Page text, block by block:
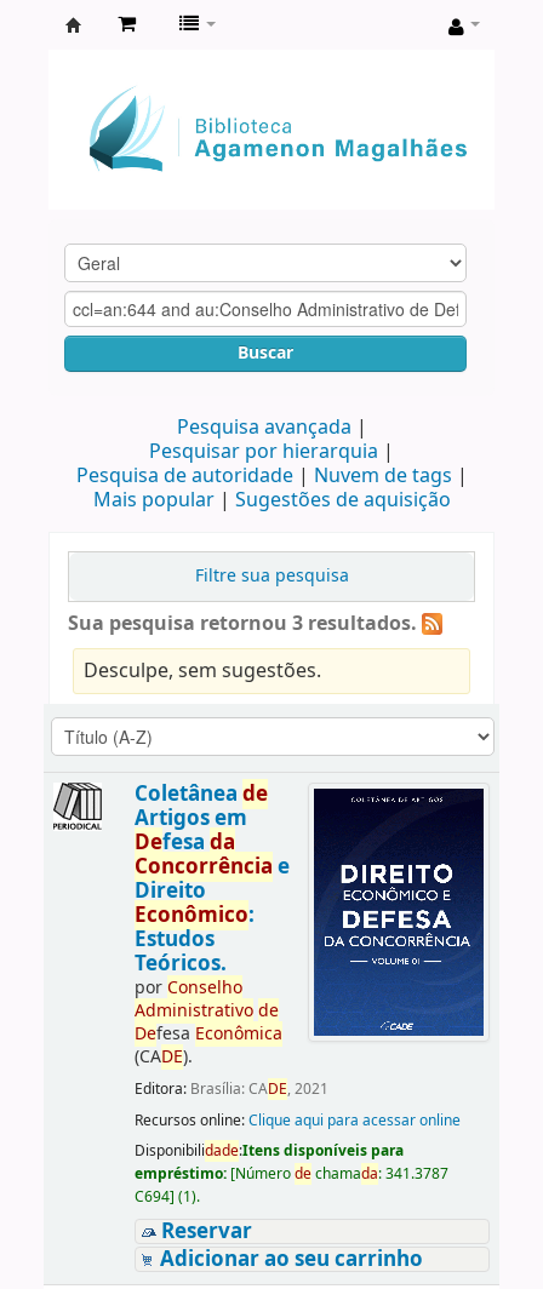
Agamenon
Magalhães
Buscar
Pesquisa avançada
Pesquisar por hierarquia
Pesquisa de autoridade
Nuvem de tags
Mais popular
Sugestões de aquisição
Filtre sua pesquisa
Sua pesquisa retornou 3 resultados.
Desculpe, sem sugestões.
Coletânea de
Artigos em
Defesa da
Concorrência e
Direito
Econômico:
Estudos
Teóricos.
porConselho
Administrativo de
Defesa Econômica
(CADE).
Editora: Brasília: CADE, 2021
Recursos online:Clique aqui para acessar online
Disponibilidade:Itens disponíveis para
empréstimo: [Númerodechamada:341.3787
C694] (1).
Reservar
Adicionar ao seu carrinho